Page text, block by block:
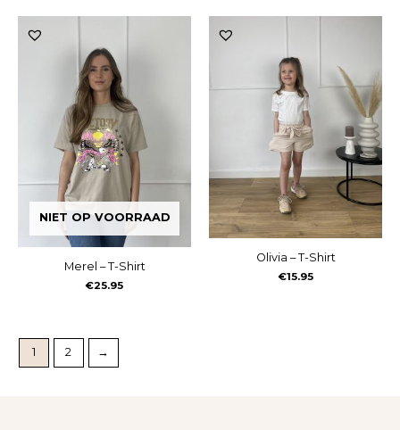
NIET OP VOORRAAD
Merel – T-Shirt
€25.95
Olivia – T-Shirt
€15.95
1 2 →